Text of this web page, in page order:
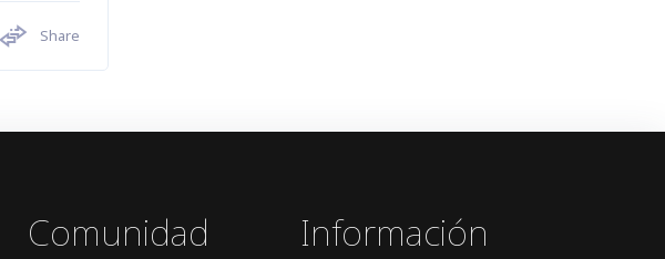
Share
Comunidad Información